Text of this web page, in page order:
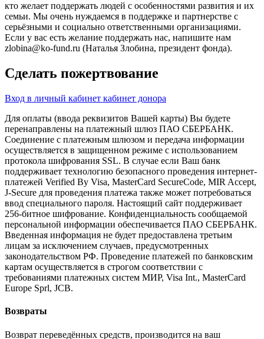
кто желает поддержать людей с особенностями развития и их
семьи. Мы очень нуждаемся в поддержке и партнерстве с
серьёзными и социально ответственными организациями.
Если у вас есть желание поддержать нас, напишите нам
zlobina@ko-fund.ru (Наталья Злобина, президент фонда).
Сделать пожертвование
Вход в личный кабинет кабинет донора
Для оплаты (ввода реквизитов Вашей карты) Вы будете
перенаправлены на платежный шлюз ПАО СБЕРБАНК.
Соединение с платежным шлюзом и передача информации
осуществляется в защищенном режиме с использованием
протокола шифрования SSL. В случае если Ваш банк
поддерживает технологию безопасного проведения интернет-
платежей Verified By Visa, MasterCard SecureCode, MIR Accept,
J-Secure для проведения платежа также может потребоваться
ввод специального пароля. Настоящий сайт поддерживает
256-битное шифрование. Конфиденциальность сообщаемой
персональной информации обеспечивается ПАО СБЕРБАНК.
Введенная информация не будет предоставлена третьим
лицам за исключением случаев, предусмотренных
законодательством РФ. Проведение платежей по банковским
картам осуществляется в строгом соответствии с
требованиями платежных систем МИР, Visa Int., MasterCard
Europe Sprl, JCB.
Возвраты
Возврат переведённых средств, производится на ваш